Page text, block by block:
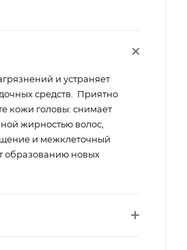
и устраняет
средств. Приятно
кожи головы: снимает
жирностью волос,
и межклеточный
образованию новых